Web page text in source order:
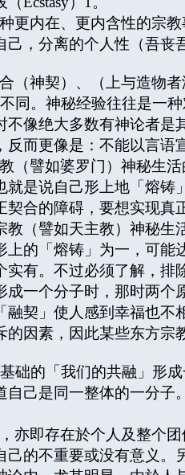
更内在、更内含性的宗
己，分离的个人性（吾丧
（神契）、（上与造物
同。神秘经验往往是一
不像绝大多数有神论者
反而更像是：不能以言语
（譬如婆罗门）神秘生
就是说自己形上地「熔
契合的障碍，要想实现
教（譬如天主教）神秘
上的「熔铸」为一，可
实有。不过必须了解，
成一个分子时，那时两
融契」使人感到幸福也
因素，因此某些东方宗
的「我们的共融」形成
自己是同一整体的一分
亦即存在於个人及整个
己的不重要或没有意义